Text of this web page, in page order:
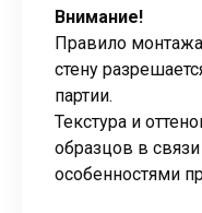
Внимание!
Правило
стену
партии.
Текстура и
образцов в
особенностями